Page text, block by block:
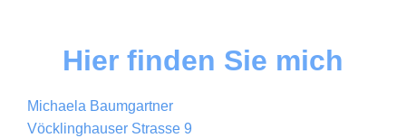
Hier finden Sie mich
Michaela Baumgartner
Vöcklinghauser Strasse 9